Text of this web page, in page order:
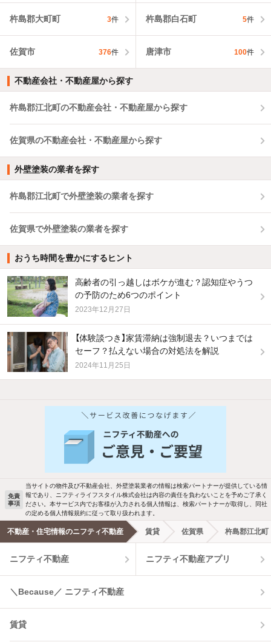
杵島郡大町町 3件 杵島郡白石町 5件
佐賀市 376件 唐津市 100件
不動産会社・不動産屋から探す
杵島郡江北町の不動産会社・不動産屋から探す
佐賀県の不動産会社・不動産屋から探す
外壁塗装の業者を探す
杵島郡江北町で外壁塗装の業者を探す
佐賀県で外壁塗装の業者を探す
おうち時間を豊かにするヒント
高齢者の引っ越しはボケが進む？認知症やうつ
の予防のため6つのポイント
2023年12月27日
【体験談つき】家賃滞納は強制退去？いつまでは
セーフ？払えない場合の対処法を解説
2024年11月25日
他の人はこんな条件で絞り込んでいます！
バス・トイレ別 2階以上
洗濯機置場あり 独立洗面台
エアコンあり 都市ガス
温水洗浄便座 オートロック
コンロ2口以上
免責
事項
当サイトの物件及び不動産会社、外壁塗装業者の情報は検索パートナーが提供している情
報であり、ニフティライフスタイル株式会社は内容の責任を負わないことを予めご了承く
ださい。本サービス内でお客様が入力される個人情報は、検索パートナーが取得し、同社
の定める個人情報規約に従って取り扱われます。
不動産・住宅情報のニフティ不動産 賃貸 佐賀県 杵島郡江北町
ニフティ不動産 ニフティ不動産アプリ
＼Because／ ニフティ不動産
賃貸